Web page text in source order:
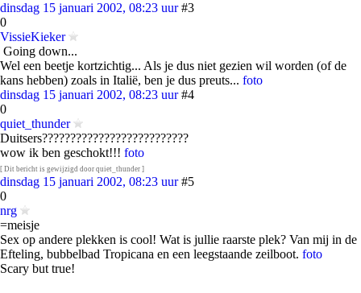
dinsdag 15 januari 2002, 08:23 uur #3
0
VissieKieker
Going down...
Wel een beetje kortzichtig... Als je dus niet gezien wil worden (of de
kans hebben) zoals in Italië, ben je dus preuts... foto
dinsdag 15 januari 2002, 08:23 uur #4
0
quiet_thunder
Duitsers??????????????????????????
wow ik ben geschokt!!! foto
[ Dit bericht is gewijzigd door quiet_thunder ]
dinsdag 15 januari 2002, 08:23 uur #5
0
nrg
=meisje
Sex op andere plekken is cool! Wat is jullie raarste plek? Van mij in de
Efteling, bubbelbad Tropicana en een leegstaande zeilboot. foto
Scary but true!